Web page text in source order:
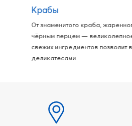
Крабы
От знаменитого краба,
чёрным перцем —
свежих ингредиентов позволит
деликатесами.